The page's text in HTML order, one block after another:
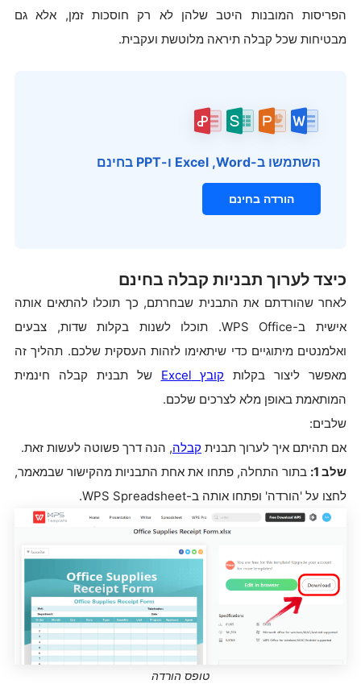
הפריסות המובנות היטב שלהן לא רק חוסכות זמן, אלא גם
מבטיחות שכל קבלה תיראה מלוטשת ועקבית.
השתמשו ב-Word, ‏Excel ו-PPT בחינם
הורדה בחינם
כיצד לערוך תבניות קבלה בחינם
לאחר שהורדתם את התבנית שבחרתם, כך תוכלו להתאים אותה
אישית ב-WPS Office. תוכלו לשנות בקלות שדות, צבעים
ואלמנטים מיתוגיים כדי שיתאימו לזהות העסקית שלכם. תהליך זה
מאפשר ליצור בקלות קובץ Excel
של תבנית קבלה חינמית
המותאמת באופן מלא לצרכים שלכם.
שלבים:
אם תהיתם איך לערוך תבנית קבלה, הנה דרך פשוטה לעשות זאת.
שלב 1:
בתור התחלה, פתחו את אחת התבניות מהקישור שבמאמר,
לחצו על 'הורדה' ופתחו אותה ב-WPS Spreadsheet.
טופס הורדה